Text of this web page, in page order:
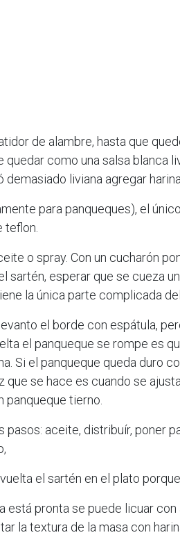
de alambre, hasta que
quedar como una salsa blanca
liviana agregar harina.
para panqueques), el
teflon.
o spray. Con un cucharón
sartén, esperar que se cueza
la única parte complicada
el borde con espátula,
el panqueque se rompe es
Si el panqueque queda duro
se hace es cuando se
panqueque tierno.
pasos: aceite, distribuír, poner
el sartén en el plato
está pronta se puede licuar con
la textura de la masa con